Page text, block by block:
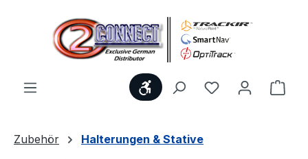
Zum Hauptinhalt springen
Werkzeugleiste anzeigen
Du hast 0
Zubehör Halterungen & Stative